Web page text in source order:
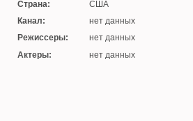
Страна:
США
Канал:
нет данных
Режиссеры:
нет данных
Актеры:
нет данных